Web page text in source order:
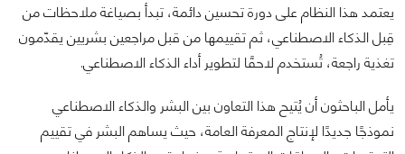
يعتمد هذا النظام على دورة تحسين دائمة، تبدأ بصياغة ملاحظات من
قِبل الذكاء الاصطناعي، ثم تقييمها من قبل مراجعين بشريين يقدّمون
تغذية راجعة، تُستخدم لاحقًا لتطوير أداء الذكاء الاصطناعي.
يأمل الباحثون أن يُتيح هذا التعاون بين البشر والذكاء الاصطناعي
نموذجًا جديدًا لإنتاج المعرفة العامة، حيث يساهم البشر في تقييم